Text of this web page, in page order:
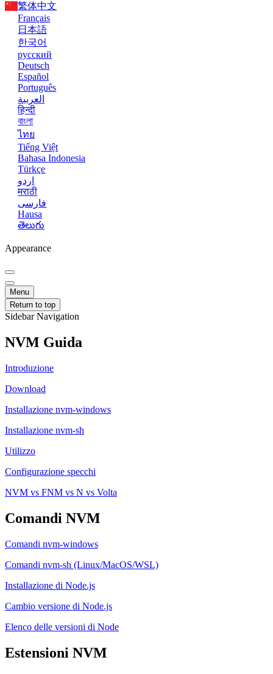
繁体中文
Français
日本語
한국어
русский
Deutsch
Español
Português
العربية
हिन्दी
বাংলা
ไทย
Tiếng Việt
Bahasa Indonesia
Türkçe
اردو
मराठी
فارسی
Hausa
తెలుగు
Appearance
Menu
Return to top
Sidebar Navigation
NVM Guida
Introduzione
Download
Installazione nvm-windows
Installazione nvm-sh
Utilizzo
Configurazione specchi
NVM vs FNM vs N vs Volta
Comandi NVM
Comandi nvm-windows
Comandi nvm-sh (Linux/MacOS/WSL)
Installazione di Node.js
Cambio versione di Node.js
Elenco delle versioni di Node
Estensioni NVM